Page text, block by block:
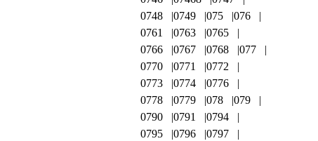
0748
0749 075
076
0761
0763
0765
0766
0767 0768
077
0770
0771
0772
0773
0774
0776
0778
0779 078
079
0790
0791
0794
0795
0796
0797